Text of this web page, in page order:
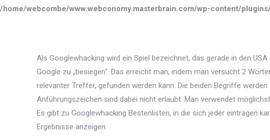
/home/webcombe/www.webconomy.masterbrain.com/wp-content/
Als Googlewhacking wird ein Spiel bezeichnet, das gerade in den
Google zu „besiegen“. Das erreicht man, indem man versucht 2
relevanter Treffer, gefunden werden kann. Die beiden Begriffe
Anführungszeichen sind dabei nicht erlaubt. Man verwendet
Es gibt zu Googlewhacking Bestenlisten, in die sich jeder eintragen
Ergebnisse anzeigen.